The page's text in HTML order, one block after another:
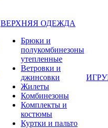
ВЕРХНЯЯ ОДЕЖДА
Брюки и
полукомбинезоны
утепленные
Ветровки и
джинсовки
Жилеты
Комбинезоны
Комплекты и
костюмы
Куртки и пальто